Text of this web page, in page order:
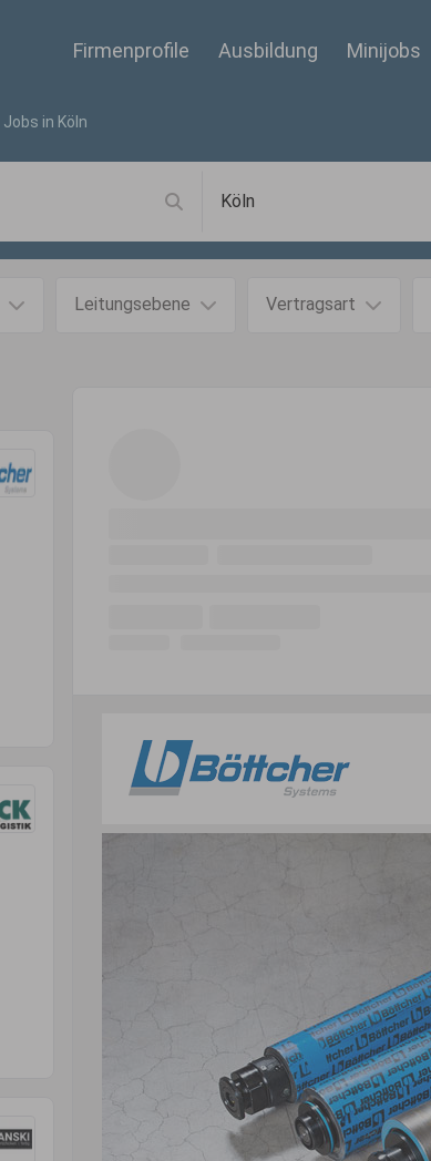
Firmenprofile Ausbildung Minijobs
Jobs in Köln
Leitungsebene Vertragsart